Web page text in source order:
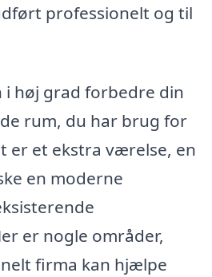
professionelt og til
i høj grad forbedre din
rum, du har brug for
er et ekstra værelse, en
en moderne
er nogle områder,
firma kan hjælpe